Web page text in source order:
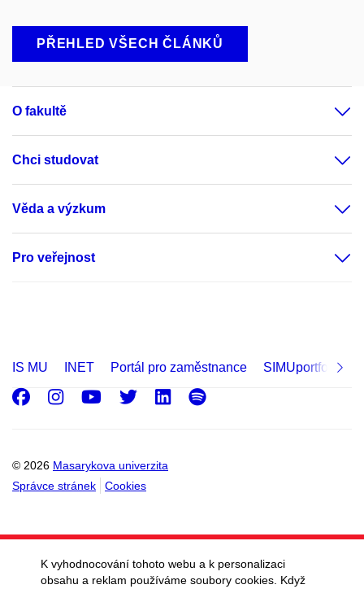
PŘEHLED VŠECH ČLÁNKŮ
O fakultě
Chci studovat
Věda a výzkum
Pro veřejnost
IS MU INET Portál pro zaměstnance SIMUportfolio
© 2026 Masarykova univerzita
Správce stránek
Cookies
Facebook
Instagram
Youtube
Twitter
LinkedIn
Spotify
K vyhodnocování tohoto webu a k personalizaci
obsahu a reklam používáme soubory cookies. Když